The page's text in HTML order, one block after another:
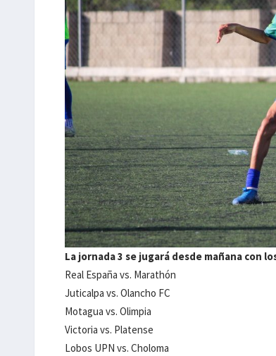
La jornada 3 se jugará desde mañana con
Real España vs. Marathón
Juticalpa vs. Olancho FC
Motagua vs. Olimpia
Victoria vs. Platense
Lobos UPN vs. Choloma